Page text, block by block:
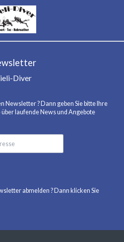
Diver
Newsletter ? Dann geben Sie bitte Ihre
laufende News und Angebote
abmelden ? Dann klicken Sie